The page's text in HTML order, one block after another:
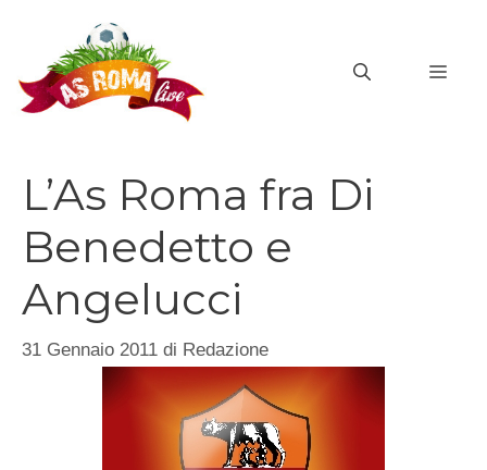
contenuto
L’As Roma fra Di
Benedetto e
Angelucci
31 Gennaio 2011 di Redazione